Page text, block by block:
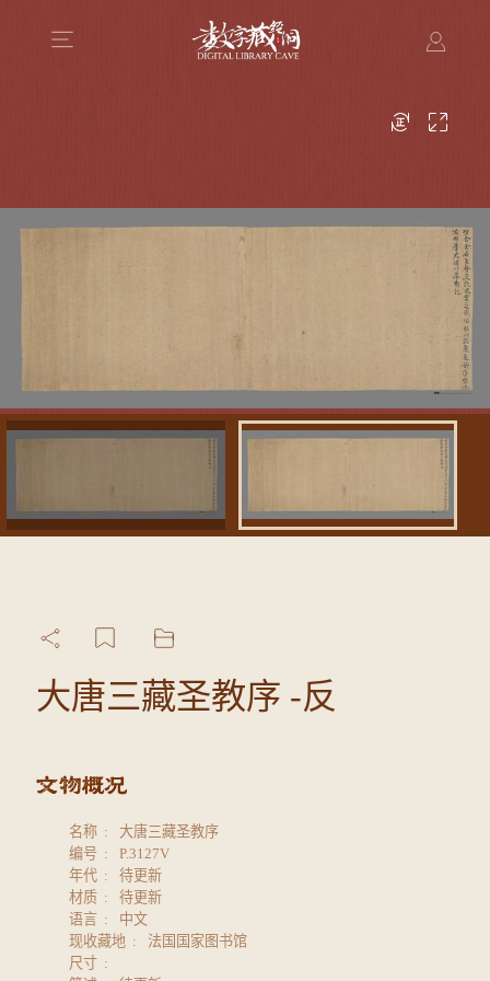
大唐三藏圣教序 -反
名称
大唐三藏圣教序
编号
P.3127V
年代
待更新
材质
待更新
语言
中文
现收藏地
法国国家图书馆
尺寸